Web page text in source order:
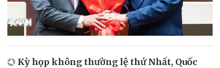
Kỳ họp không thường lệ thứ Nhất, Quốc